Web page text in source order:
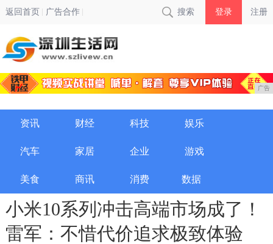
返回首页 广告合作 搜索 登录 注册
广告
资讯 财经 科技 娱乐
汽车 家居 企业 游戏
美食 商讯 消费 数据
小米10系列冲击高端市场成了！
雷军：不惜代价追求极致体验